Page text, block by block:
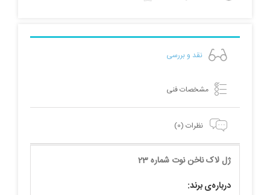
نقد و بررسی
مشخصات فنی
نظرات (0)
ژل لاک ناخن نوت شماره 23
درباره‌ی برند: